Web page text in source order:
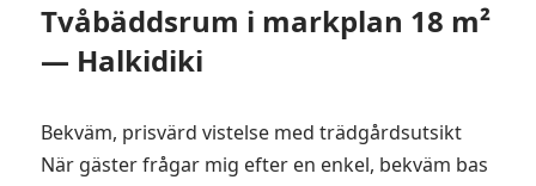
Tvåbäddsrum i markplan 18 m²
— Halkidiki
Bekväm, prisvärd vistelse med trädgårdsutsikt
När gäster frågar mig efter en enkel, bekväm bas